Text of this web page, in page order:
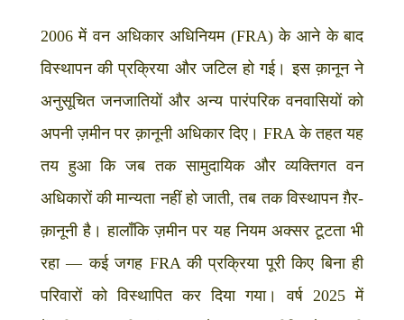
2006 में वन अधिकार अधिनियम (FRA) के आने के बाद
विस्थापन की प्रक्रिया और जटिल हो गई। इस क़ानून ने
अनुसूचित जनजातियों और अन्य पारंपरिक वनवासियों को
अपनी ज़मीन पर क़ानूनी अधिकार दिए। FRA के तहत यह
तय हुआ कि जब तक सामुदायिक और व्यक्तिगत वन
अधिकारों की मान्यता नहीं हो जाती, तब तक विस्थापन ग़ैर-
क़ानूनी है। हालाँकि ज़मीन पर यह नियम अक्सर टूटता भी
रहा — कई जगह FRA की प्रक्रिया पूरी किए बिना ही
परिवारों को विस्थापित कर दिया गया। वर्ष 2025 में